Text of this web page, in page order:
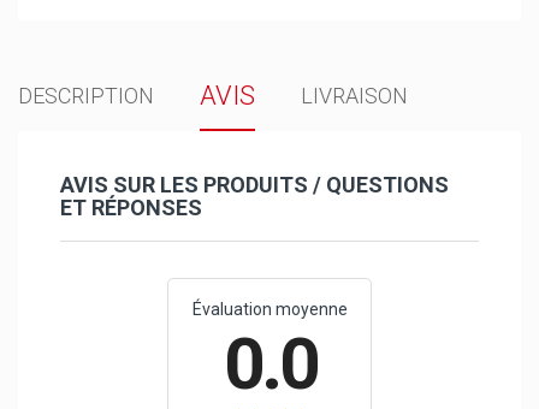
DESCRIPTION AVIS LIVRAISON
AVIS SUR LES PRODUITS / QUESTIONS
ET RÉPONSES
Évaluation moyenne
0.0